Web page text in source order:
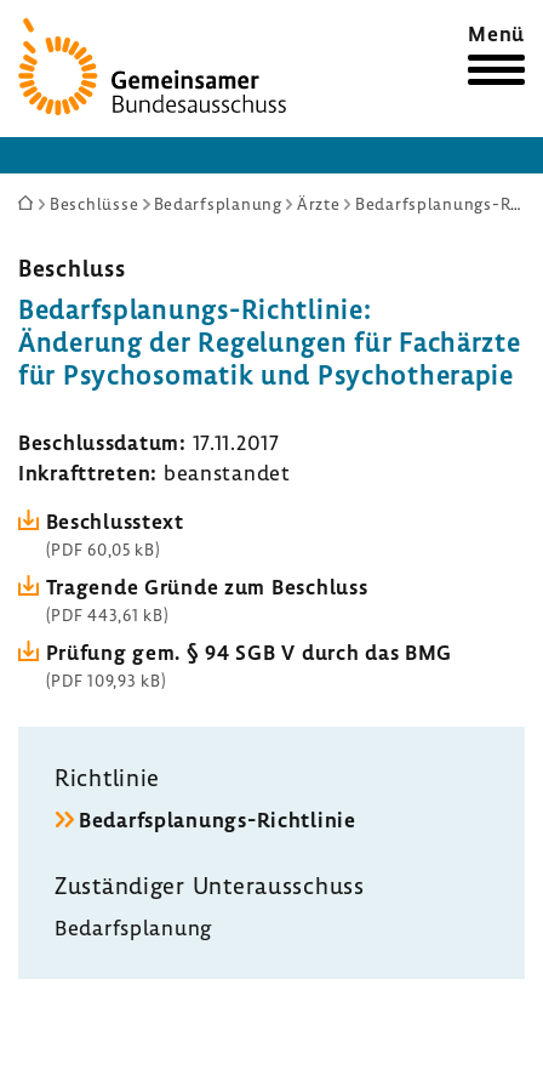
Zur
Startseite
Menü
Sie
hier:
Beschlüsse Bedarfsplanung Ärzte Bedarfsplanungs-Richtlinie: Änderung der Regelungen für Fachärzte für Psychosomatik und Psychotherapie
Beschluss
Bedarfsplanungs-​Richtlinie:
Ände­rung der Rege­lungen für Fach­ärzte
für Psycho­so­matik und Psycho­the­rapie
Beschluss­datum: 17.11.2017
Inkraft­treten: bean­standet
Beschluss­text
(PDF 60,05 kB)
Tragende Gründe zum Beschluss
(PDF 443,61 kB)
Prüfung gem. § 94 SGB V durch das BMG
(PDF 109,93 kB)
Richt­linie
Bedarfsplanungs-​Richtlinie
Zustän­diger Unter­aus­schuss
Bedarfs­pla­nung